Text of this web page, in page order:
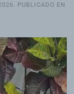
. PUBLICADO EN